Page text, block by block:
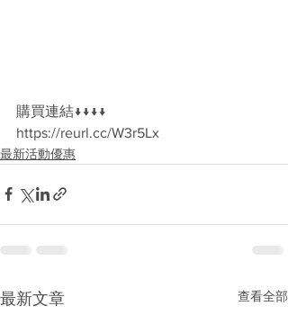
購買連結↓↓↓↓
https://reurl.cc/W3r5Lx
最新活動優惠
最新文章 查看全部